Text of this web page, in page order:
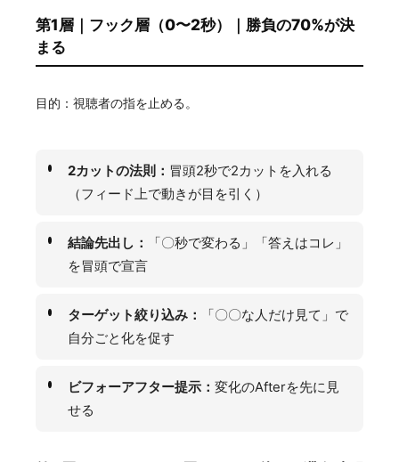
第1層｜フック層（0〜2秒）｜勝負の70%が決
まる
目的：視聴者の指を止める。
2カットの法則： 冒頭2秒で2カットを入れる
（フィード上で動きが目を引く）
結論先出し：
「〇秒で変わる」「答えはコレ」
を冒頭で宣言
ターゲット絞り込み：
「〇〇な人だけ見て」で
自分ごと化を促す
ビフォーアフター提示： 変化のAfterを先に見
せる